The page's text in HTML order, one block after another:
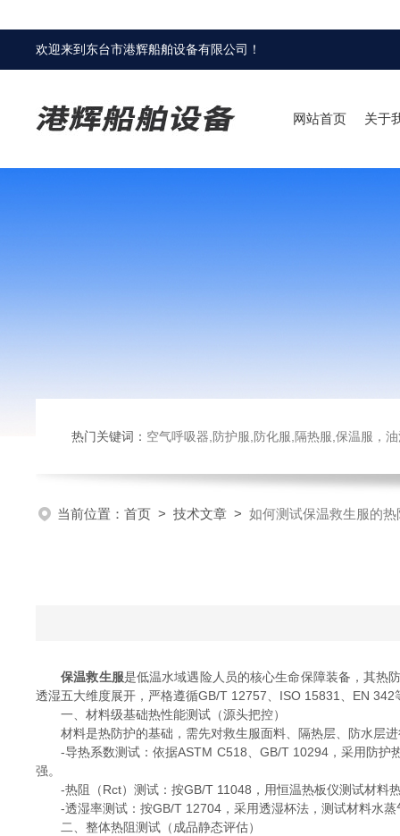
欢迎来到 东台市港辉船舶设备有限公司 ！
网站首页 关于
热门关键词： 空气呼吸器,防护服,防化服,隔热服,保温服，
当前位置： 首页 > 技术文章 > 如何测试保温救生服的
保温救生服是低温水域遇险人员的核心生命保障装备，其热
透湿五大维度展开，严格遵循GB/T 12757、ISO 15831、EN
一、材料级基础热性能测试（源头把控）
材料是热防护的基础，需先对救生服面料、隔热层、防水层进
-导热系数测试：依据ASTM C518、GB/T 10294，采用防护
强。
-热阻（Rct）测试：按GB/T 11048，用恒温热板仪测试材料
-透湿率测试：按GB/T 12704，采用透湿杯法，测试材料水蒸
二、整体热阻测试（成品静态评估）